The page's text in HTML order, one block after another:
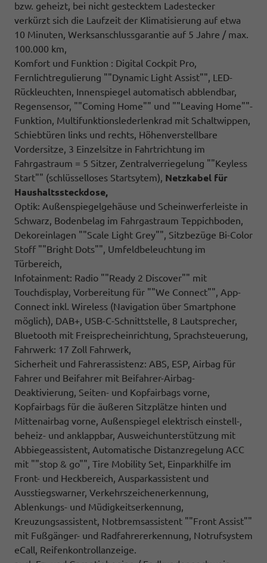
bzw. geheizt, bei nicht gestecktem Ladestecker
verkürzt sich die Laufzeit der Klimatisierung auf etwa
10 Minuten, Werksanschlussgarantie auf 5 Jahre / max.
100.000 km,
Komfort und Funktion : Digital Cockpit Pro,
Fernlichtregulierung ""Dynamic Light Assist"", LED-
Rückleuchten, Innenspiegel automatisch abblendbar,
Regensensor, ""Coming Home"" und ""Leaving Home""-
Funktion, Multifunktionslederlenkrad mit Schaltwippen,
Schiebtüren links und rechts, Höhenverstellbare
Vordersitze, 3 Einzelsitze in Fahrtrichtung im
Fahrgastraum = 5 Sitzer, Zentralverriegelung ""Keyless
Start"" (schlüsselloses Startsytem), Netzkabel für
Haushaltssteckdose,
Optik: Außenspiegelgehäuse und Scheinwerferleiste in
Schwarz, Bodenbelag im Fahrgastraum Teppichboden,
Dekoreinlagen ""Scale Light Grey"", Sitzbezüge Bi-Color
Stoff ""Bright Dots"", Umfeldbeleuchtung im
Türbereich,
Infotainment: Radio ""Ready 2 Discover"" mit
Touchdisplay, Vorbereitung für ""We Connect"", App-
Connect inkl. Wireless (Navigation über Smartphone
möglich), DAB+, USB-C-Schnittstelle, 8 Lautsprecher,
Bluetooth mit Freisprecheinrichtung, Sprachsteuerung,
Fahrwerk: 17 Zoll Fahrwerk,
Sicherheit und Fahrerassistenz: ABS, ESP, Airbag für
Fahrer und Beifahrer mit Beifahrer-Airbag-
Deaktivierung, Seiten- und Kopfairbags vorne,
Kopfairbags für die äußeren Sitzplätze hinten und
Mittenairbag vorne, Außenspiegel elektrisch einstell-,
beheiz- und anklappbar, Ausweichunterstützung mit
Abbiegeassistent, Automatische Distanzregelung ACC
mit ""stop & go"", Tire Mobility Set, Einparkhilfe im
Front- und Heckbereich, Ausparkassistent und
Ausstiegswarner, Verkehrszeichenerkennung,
Ablenkungs- und Müdigkeitserkennung,
Kreuzungsassistent, Notbremsassistent ""Front Assist""
mit Fußgänger- und Radfahrererkennung, Notrufsystem
eCall, Reifenkontrollanzeige.